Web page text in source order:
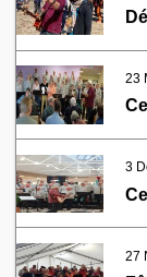
23
3
27